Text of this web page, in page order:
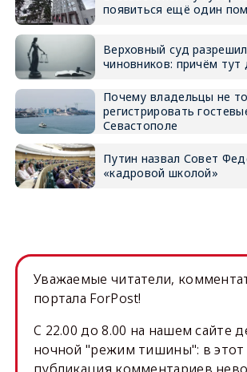
появиться ещё один
Верховный суд
чиновников: причём
Почему владельцы не
регистрировать
Севастополе
Путин назвал Совет
«кадровой школой»
Уважаемые читатели,
портала ForPost!
C 22.00 до 8.00 на нашем сайте
ночной "режим тишины": в